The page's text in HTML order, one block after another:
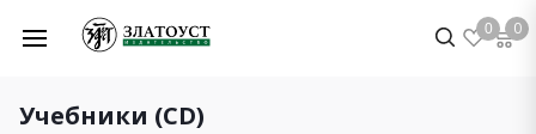
0 0
Учебники (CD)